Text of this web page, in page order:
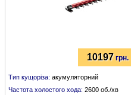
10197грн.
Тип кущоріза: акумуляторний
Частота холостого хода: 2600 об./хв